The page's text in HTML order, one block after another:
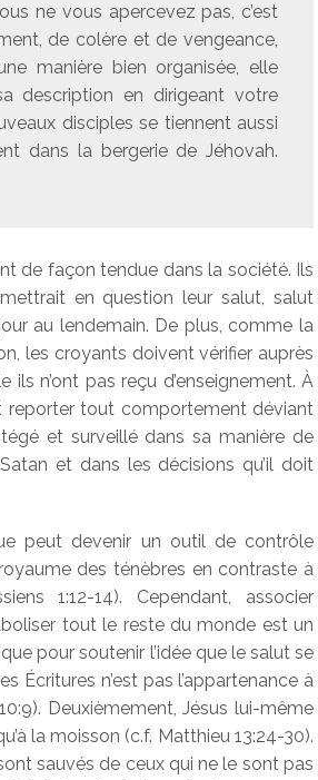
ne vous apercevez pas, c’est
de colère et de vengeance,
manière bien organisée, elle
description en dirigeant votre
disciples se tiennent aussi
dans la bergerie de Jéhovah.
de façon tendue dans la société. Ils
en question leur salut, salut
au lendemain. De plus, comme la
les croyants doivent vérifier auprès
n’ont pas reçu d’enseignement. À
reporter tout comportement déviant
et surveillé dans sa manière de
et dans les décisions qu’il doit
peut devenir un outil de contrôle
des ténèbres en contraste à
1:12-14). Cependant, associer
tout le reste du monde est un
pour soutenir l’idée que le salut se
Écritures n’est pas l’appartenance à
Deuxièmement, Jésus lui-même
la moisson (c.f. Matthieu 13:24-30).
sauvés de ceux qui ne le sont pas